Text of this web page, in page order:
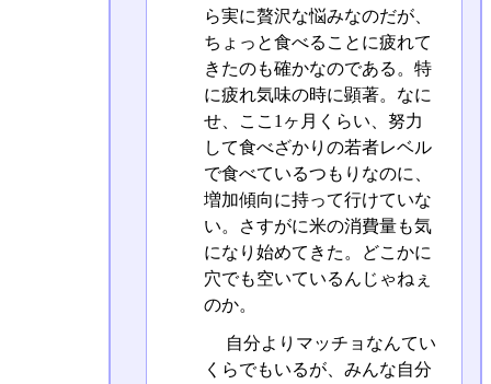
ら実に贅沢な悩みなのだが、
ちょっと食べることに疲れて
きたのも確かなのである。特
に疲れ気味の時に顕著。なに
せ、ここ1ヶ月くらい、努力
して食べざかりの若者レベル
で食べているつもりなのに、
増加傾向に持って行けていな
い。さすがに米の消費量も気
になり始めてきた。どこかに
穴でも空いているんじゃねぇ
のか。
自分よりマッチョなんてい
くらでもいるが、みんな自分